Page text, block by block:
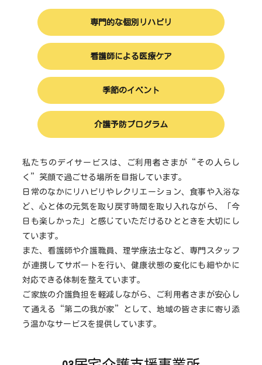
専門的な個別リハビリ
看護師による医療ケア
季節のイベント
介護予防プログラム
私たちのデイサービスは、ご利用者さまが“その人らし
く”笑顔で過ごせる場所を目指しています。
日常のなかにリハビリやレクリエーション、食事や入浴な
ど、心と体の元気を取り戻す時間を取り入れながら、「今
日も楽しかった」と感じていただけるひとときを大切にし
ています。
また、看護師や介護職員、理学療法士など、専門スタッフ
が連携してサポートを行い、健康状態の変化にも細やかに
対応できる体制を整えています。
ご家族の介護負担を軽減しながら、ご利用者さまが安心し
て通える“第二の我が家”として、地域の皆さまに寄り添
う温かなサービスを提供しています。